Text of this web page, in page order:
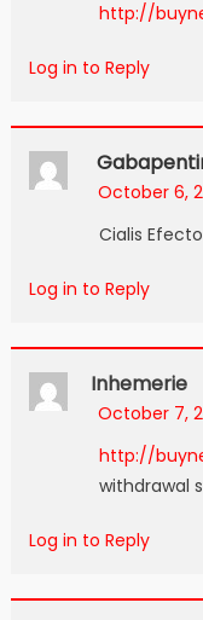
http://
Log in to Reply
October 6,
Cialis
Log in to Reply
Inhemerie
October 7,
http://
withdrawal
Log in to Reply